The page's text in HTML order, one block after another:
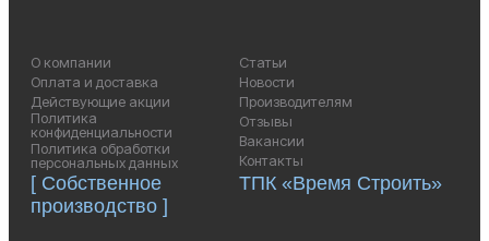
О компании
Оплата и доставка
Действующие акции
Политика
конфиденциальности
Политика обработки
персональных данных
[ Собственное
производство ]
Статьи
Новости
Производителям
Отзывы
Вакансии
Контакты
ТПК «Время Строить»